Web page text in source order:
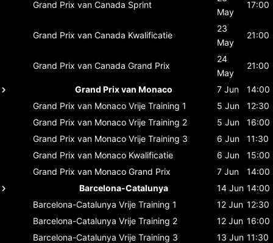
Grand Prix van Canada Sprint
May
17:00
Grand Prix van Canada Kwalificatie
23
May
21:00
Grand Prix van Canada Grand Prix
24
May
21:00
Grand Prix van Monaco 7 Jun
14:00
Grand Prix van Monaco Vrije Training 1 5 Jun
12:30
Grand Prix van Monaco Vrije Training 2 5 Jun
16:00
Grand Prix van Monaco Vrije Training 3 6 Jun
11:30
Grand Prix van Monaco Kwalificatie 6 Jun
15:00
Grand Prix van Monaco Grand Prix 7 Jun
14:00
Barcelona-Catalunya
14 Jun 14:00
Barcelona-Catalunya Vrije Training 1 12 Jun 12:30
Barcelona-Catalunya Vrije Training 2 12 Jun 16:00
Barcelona-Catalunya Vrije Training 3 13 Jun 11:30